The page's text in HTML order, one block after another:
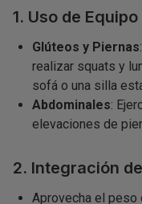
1. Uso de
Glúteos y Piernas
realizar squats y
sofá o una silla
Abdominales:
elevaciones de
2. Integración
Aprovecha el peso